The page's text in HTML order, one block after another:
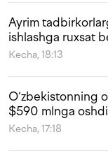
Ayrim
ishlashga ruxsat
Kecha, 18:13
O‘zbekistonning
$590 mlnga oshdi
Kecha, 17:18